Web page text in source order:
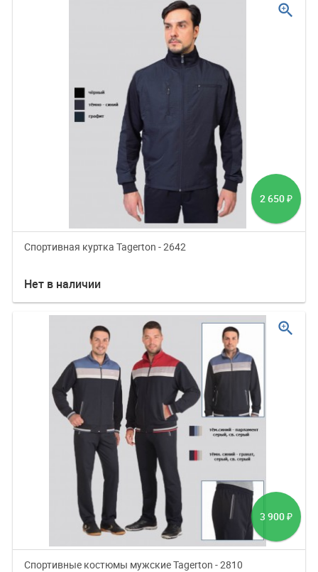
2 650 ₽
Cпортивная куртка Tagerton - 2642
Нет в наличии
zoom_in
3 900 ₽
Спортивные костюмы мужские Tagerton - 2810
zoom_in